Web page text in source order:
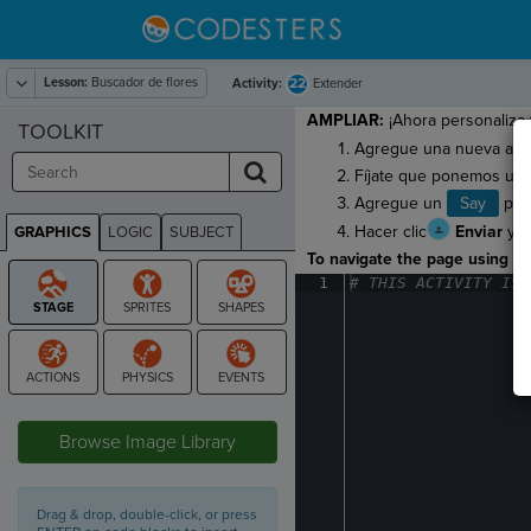
Lesson: Buscador de flores Activity: 22 Extender
AMPLIAR: ¡Ahora
Agregue una nueva
Fíjate que ponemos
Agregue un
Say
Hacer clic
Enviary
To navigate the page using
1 #· THIS ·ACTIVITY· IS
TOOLKIT
GRAPHICS LOGIC SUBJECT
GRAPHICS
Browse Image Library
Drag & drop, double-click, or press